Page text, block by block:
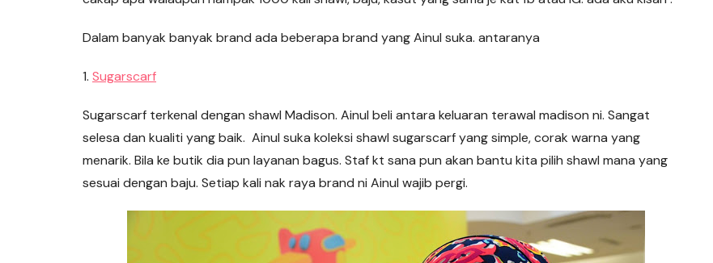
Dalam banyak banyak brand ada beberapa brand yang Ainul suka. antaranya
1. Sugarscarf
Sugarscarf terkenal dengan shawl Madison. Ainul beli antara keluaran terawal madison ni. Sangat
selesa dan kualiti yang baik. Ainul suka koleksi shawl sugarscarf yang simple, corak warna yang
menarik. Bila ke butik dia pun layanan bagus. Staf kt sana pun akan bantu kita pilih shawl mana yang
sesuai dengan baju. Setiap kali nak raya brand ni Ainul wajib pergi.